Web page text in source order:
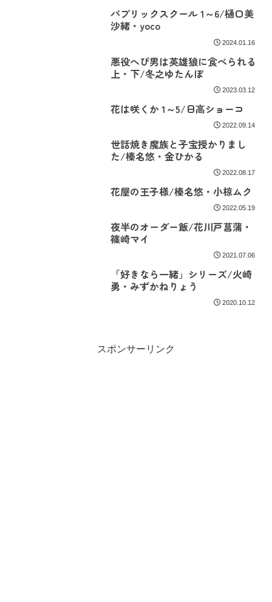
パブリックスクール 1～6/樋口美
沙緒・yoco
2024.01.16
悪役へび男は英雄狼に食べられる
上・下/冬之ゆたんぽ
2023.03.12
花は咲くか 1～5/日高ショーコ
2022.09.14
世話焼き魔族と子宝授かりまし
た/榛名悠・金ひかる
2022.08.17
花屋の王子様/榛名悠・小椋ムク
2022.05.19
夜半のオーダー飯/花川戸菖蒲・
篠崎マイ
2021.07.06
「好きなら一緒」シリーズ/火崎
勇・みずかねりょう
2020.10.12
スポンサーリンク